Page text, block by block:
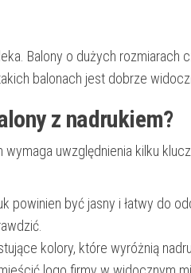
Balony o dużych
balonach jest dobrze
z nadrukiem?
uwzględnienia kilku
powinien być jasny i łatwy do
kolory, które wyróżnią